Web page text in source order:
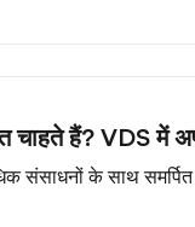
चाहते हैं? VDS में
संसाधनों के साथ